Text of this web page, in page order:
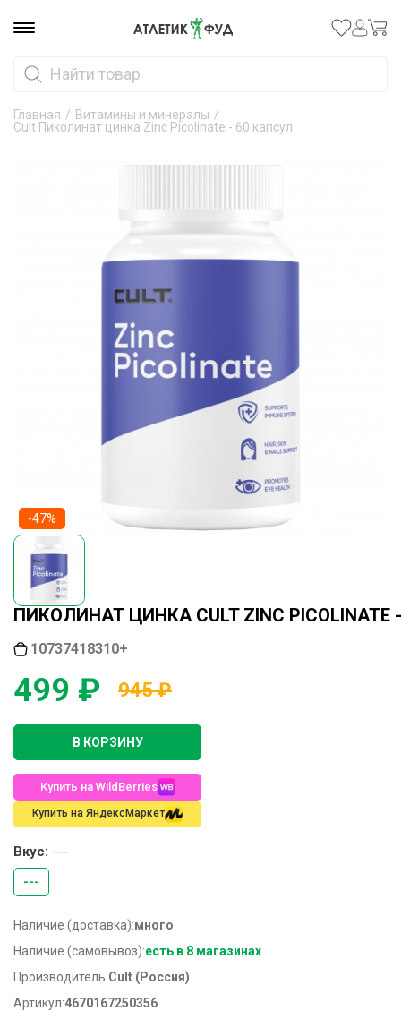
Главная / Витамины и минералы /
Cult Пиколинат цинка Zinc Picolinate - 60 капсул
-47%
ПИКОЛИНАТ ЦИНКА CULT ZINC
10737418310+
499 ₽ 945 ₽
В КОРЗИНУ
Купить на WildBerries
Купить на ЯндексМаркет
Вкус: ---
---
Наличие (доставка):много
Наличие (самовывоз):есть в 8 магазинах
Производитель:Cult (Россия)
Артикул:4670167250356